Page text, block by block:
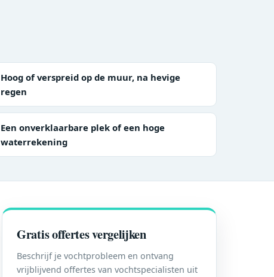
Hoog of verspreid op de muur, na hevige
regen
Een onverklaarbare plek of een hoge
waterrekening
Gratis offertes vergelijken
Beschrijf je vochtprobleem en ontvang
vrijblijvend offertes van vochtspecialisten uit